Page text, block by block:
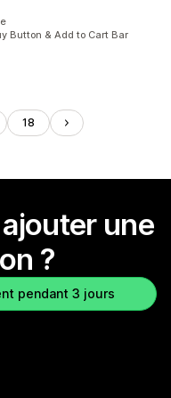
Button & Add to Cart Bar
18
une
?
pendant 3 jours